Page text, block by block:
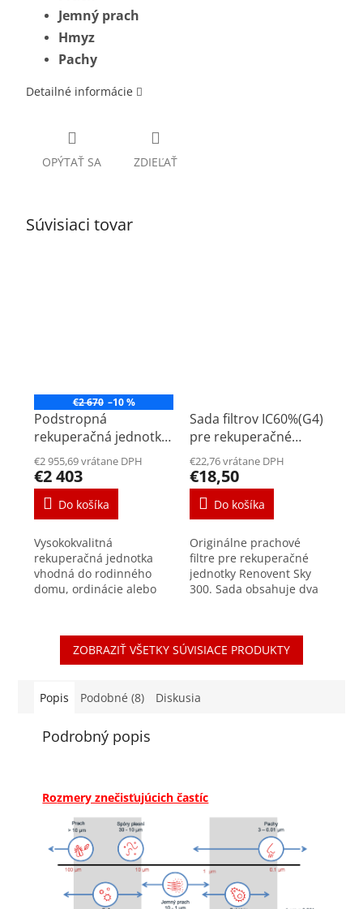
Jemný prach
Hmyz
Pachy
Detailné informácie
OPÝTAŤ SA ZDIEĽAŤ
Súvisiaci tovar
€2 670 –10 %
Podstropná
rekuperačná jednotka
Renovent Sky 300 Plus
€2 955,69 vrátane DPH
€2 403
Do košíka
Vysokokvalitná
rekuperačná jednotka
vhodná do rodinného
domu, ordinácie alebo
produktovej rady
Renovent Sky sú určené
na inštaláciu...
Sada filtrov IC60%(G4)
pre rekuperačné
jednotky Sky 300
€22,76 vrátane DPH
€18,50
Do košíka
Originálne prachové
filtre pre rekuperačné
jednotky Renovent Sky
300. Sada obsahuje dva
Coarse (prachové filtre
G3 / G4)...
ZOBRAZIŤ VŠETKY SÚVISIACE PRODUKTY
Popis Podobné (8) Diskusia
Podrobný popis
Rozmery znečisťujúcich častíc